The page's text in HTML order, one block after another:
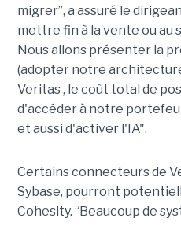
migrer”, a assuré le
mettre fin à la vente ou au
Nous allons présenter la
(adopter notre
Veritas , le coût total de
d'accéder à notre
et aussi d'activer l'IA".
Certains connecteurs de
Sybase, pourront
Cohesity. “Beaucoup de